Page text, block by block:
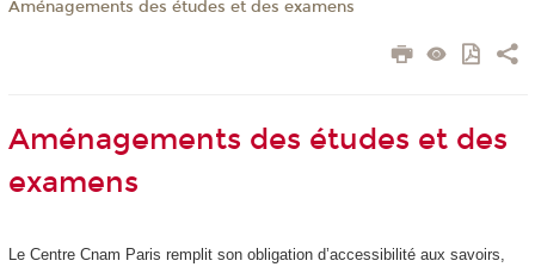
Aménagements des études et des examens
Aménagements des études et des
examens
Le Centre Cnam Paris remplit son obligation d’accessibilité aux savoirs,